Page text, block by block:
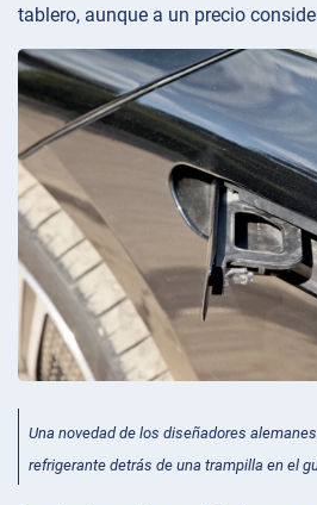
tablero, aunque a un precio
Una novedad de los diseñadores
refrigerante detrás de una trampilla en el